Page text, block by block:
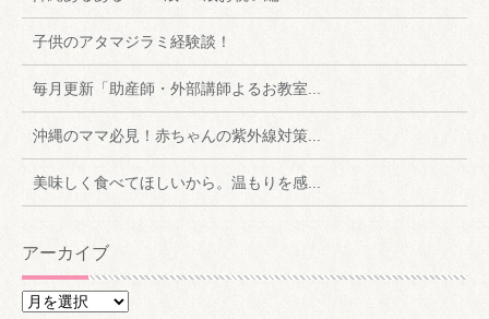
子供のアタマジラミ経験談！
毎月更新「助産師・外部講師よるお教室...
沖縄のママ必見！赤ちゃんの紫外線対策...
美味しく食べてほしいから。温もりを感...
アーカイブ
ア